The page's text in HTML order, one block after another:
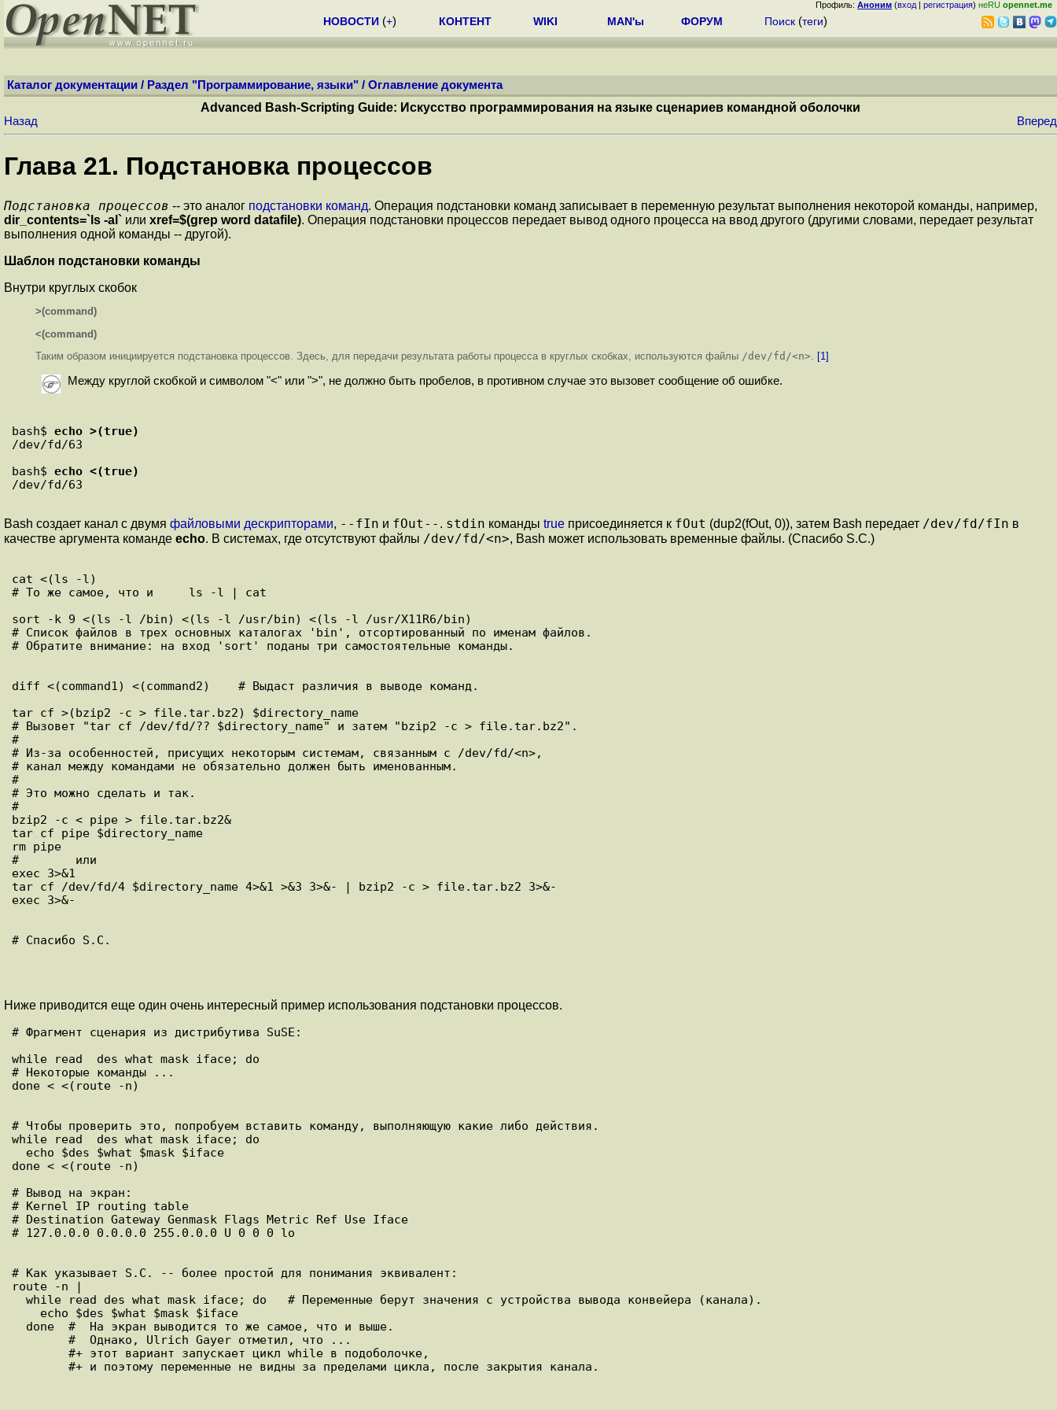
Профиль: Аноним (вход | регистрация) неRU opennet.me
НОВОСТИ (+) КОНТЕНТ WIKI MAN'ы ФОРУМ Поиск (теги)
Каталог документации / Раздел "Программирование, языки" / Оглавление документа
Advanced Bash-Scripting Guide: Искусство программирования на языке сценариев командной оболочки
Назад Вперед
Глава 21. Подстановка процессов
Подстановка процессов -- это аналог подстановки команд. Операция подстановки команд записывает в переменную результат выполнения некоторой команды, например,
dir_contents=`ls -al` или xref=$(grep word datafile). Операция подстановки процессов передает вывод одного процесса на ввод другого (другими словами, передает результат
выполнения одной команды -- другой).
Шаблон подстановки команды
Внутри круглых скобок
>(command)
<(command)
Таким образом инициируется подстановка процессов. Здесь, для передачи результата работы процесса в круглых скобках, используются файлы /dev/fd/<n> [1]
Между круглой скобкой и символом "<" или ">", не должно быть пробелов, в противном случае это вызовет сообщение об ошибке.
bash$ echo >(true)
/dev/fd/63
bash$ echo <(true)
/dev/fd/63
Bash создает канал с двумя файловыми дескрипторами, --fIn и fOut-- . stdin команды true присоединяется к fOut (dup2(fOut, 0)), затем Bash передает /dev/fd/fIn в
качестве аргумента команде echo. В системах, где отсутствуют файлы /dev/fd/<n>, Bash может использовать временные файлы. (Спасибо S.C.)
cat <(ls -l)
# То же самое, что и     ls -l | cat
sort -k 9 <(ls -l /bin) <(ls -l /usr/bin) <(ls -l /usr/X11R6/bin)
# Список файлов в трех основных каталогах 'bin', отсортированный по именам файлов.
# Обратите внимание: на вход 'sort' поданы три самостоятельные команды.
diff <(command1) <(command2)    # Выдаст различия в выводе команд.
tar cf >(bzip2 -c > file.tar.bz2) $directory_name
# Вызовет "tar cf /dev/fd/?? $directory_name" и затем "bzip2 -c > file.tar.bz2".
#
# Из-за особенностей, присущих некоторым системам, связанным с /dev/fd/<n>,
# канал между командами не обязательно должен быть именованным.
#
# Это можно сделать и так.
#
bzip2 -c < pipe > file.tar.bz2&
tar cf pipe $directory_name
rm pipe
#        или
exec 3>&1
tar cf /dev/fd/4 $directory_name 4>&1 >&3 3>&- | bzip2 -c > file.tar.bz2 3>&-
exec 3>&-
Ниже приводится еще один очень интересный пример использования подстановки процессов.
# Фрагмент сценария из дистрибутива SuSE:
while read  des what mask iface; do
# Некоторые команды ...
done < <(route -n)
# Чтобы проверить это, попробуем вставить команду, выполняющую какие либо действия.
while read  des what mask iface; do
done < <(route -n)
# Вывод на экран:
# Kernel IP routing table
# Destination Gateway Genmask Flags Metric Ref Use Iface
# 127.0.0.0 0.0.0.0 255.0.0.0 U 0 0 0 lo
# Как указывает S.C. -- более простой для понимания эквивалент:
route -n |